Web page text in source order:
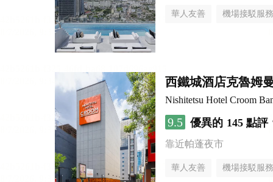
華人友善 機場接駁服務
西鐵城酒店克魯姆
Nishitetsu Hotel Croom
9.5 優異的 145 點評
靠近帕蓬夜市
華人友善 機場接駁服務